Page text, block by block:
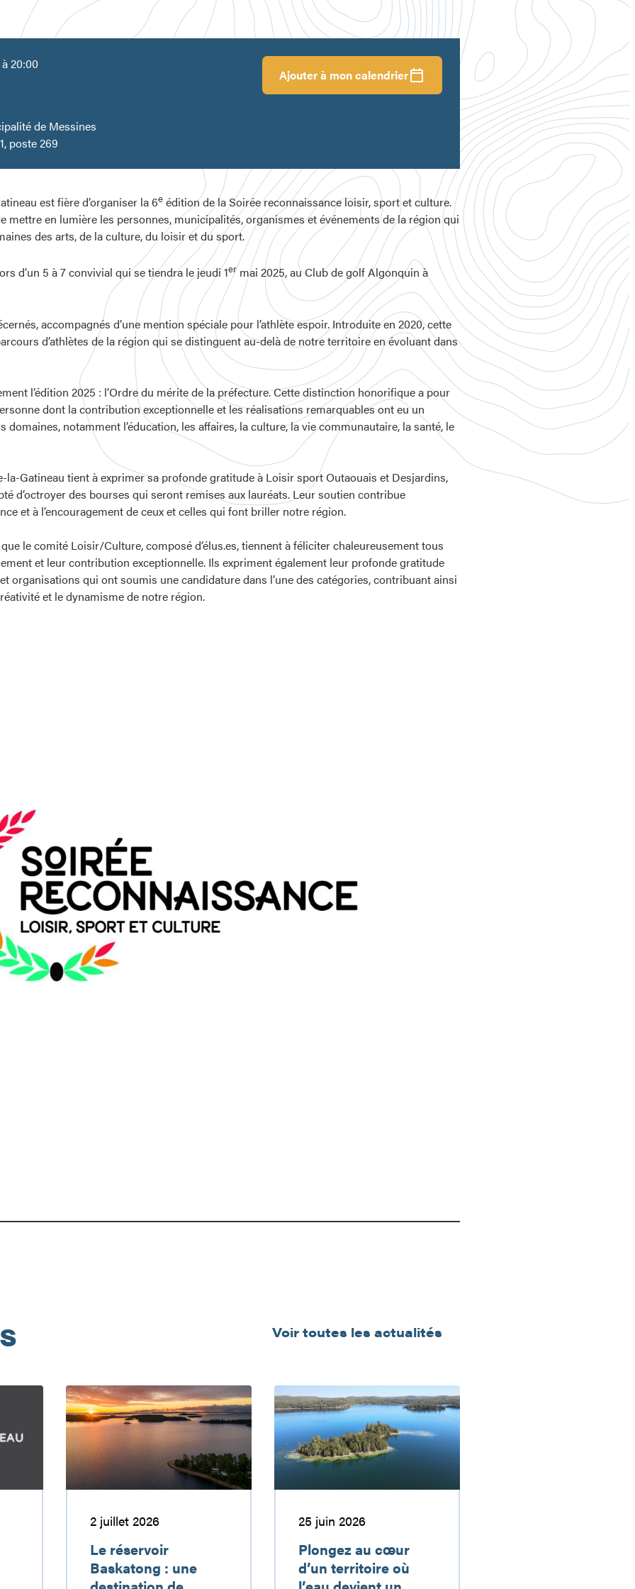
Ajouter à mon calendrier
20:00
de Messines
poste 269
est fière d’organiser la 6e édition de la Soirée reconnaissance loisir, sport et culture.
mettre en lumière les personnes, municipalités, organismes et événements de la région qui
des arts, de la culture, du loisir et du sport.
d’un 5 à 7 convivial qui se tiendra le jeudi 1ermai 2025, au Club de golf Algonquin à
accompagnés d’une mention spéciale pour l’athlète espoir. Introduite en 2020, cette
d’athlètes de la région qui se distinguent au-delà de notre territoire en évoluant dans
l’édition 2025 : l’Ordre du mérite de la préfecture. Cette distinction honorifique a pour
dont la contribution exceptionnelle et les réalisations remarquables ont eu un
notamment l’éducation, les affaires, la culture, la vie communautaire, la santé, le
la-Gatineau tient à exprimer sa profonde gratitude à Loisir sport Outaouais et Desjardins,
d’octroyer des bourses qui seront remises aux lauréats. Leur soutien contribue
et à l’encouragement de ceux et celles qui font briller notre région.
le comité Loisir/Culture, composé d’élus.es, tiennent à féliciter chaleureusement tous
et leur contribution exceptionnelle. Ils expriment également leur profonde gratitude
organisations qui ont soumis une candidature dans l’une des catégories, contribuant ainsi
et le dynamisme de notre région.
Voir toutes les actualités
Le
réservoir
Baskatong
:
une
destination
de
découvrir
2 juillet 2026
Le réservoir
Baskatong : une
Plongez
au
cœur
d’un
territoire
l’eau
véritable
terrain
25 juin 2026
Plongez au cœur
d’un territoire où